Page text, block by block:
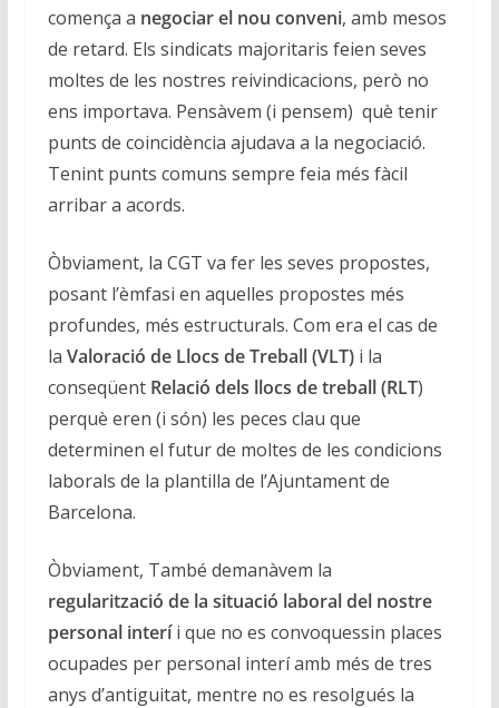
comença a negociar el nou conveni, amb mesos
de retard. Els sindicats majoritaris feien seves
moltes de les nostres reivindicacions, però no
ens importava. Pensàvem (i pensem) què tenir
punts de coincidència ajudava a la negociació.
Tenint punts comuns sempre feia més fàcil
arribar a acords.
Òbviament, la CGT va fer les seves propostes,
posant l’èmfasi en aquelles propostes més
profundes, més estructurals. Com era el cas de
la Valoració de Llocs de Treball (VLT) i la
conseqüent Relació dels llocs de treball (RLT)
perquè eren (i són) les peces clau que
determinen el futur de moltes de les condicions
laborals de la plantilla de l’Ajuntament de
Barcelona.
Òbviament, També demanàvem la
regularització de la situació laboral del nostre
personal interíi que no es convoquessin places
ocupades per personal interí amb més de tres
anys d’antiguitat, mentre no es resolgués la